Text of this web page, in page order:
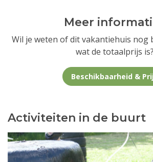
Meer
Wil je weten of dit vakantiehuis nog
wat de totaalprijs is?
Beschikbaarheid &
Activiteiten in de buurt